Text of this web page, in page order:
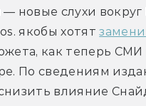
новые слухи
якобы хотят
как теперь
По сведениям
влияние